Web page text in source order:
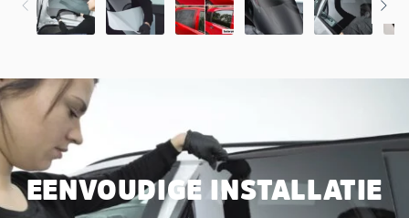
EENVOUDIGE INSTALLATIE